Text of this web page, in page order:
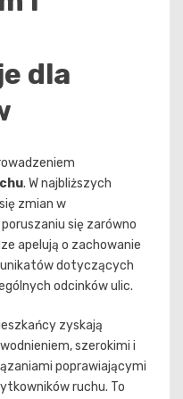
dla
. W najbliższych
zmian w
się zarówno
apelują o zachowanie
dotyczących
odcinków ulic.
zyskają
szerokimi i
poprawiającymi
ruchu. To